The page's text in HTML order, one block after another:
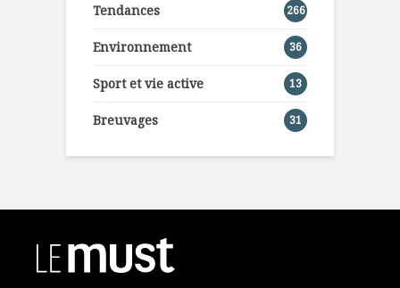
Tendances 266
Environnement 36
Sport et vie active 13
Breuvages 31